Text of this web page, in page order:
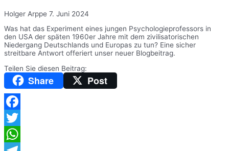
Holger Arppe 7. Juni 2024
Was hat das Experiment eines jungen Psychologieprofessors in
den USA der späten 1960er Jahre mit dem zivilisatorischen
Niedergang Deutschlands und Europas zu tun? Eine sicher
streitbare Antwort offeriert unser neuer Blogbeitrag.
Teilen Sie diesen Beitrag:
Share Post
Facebook
Twitter